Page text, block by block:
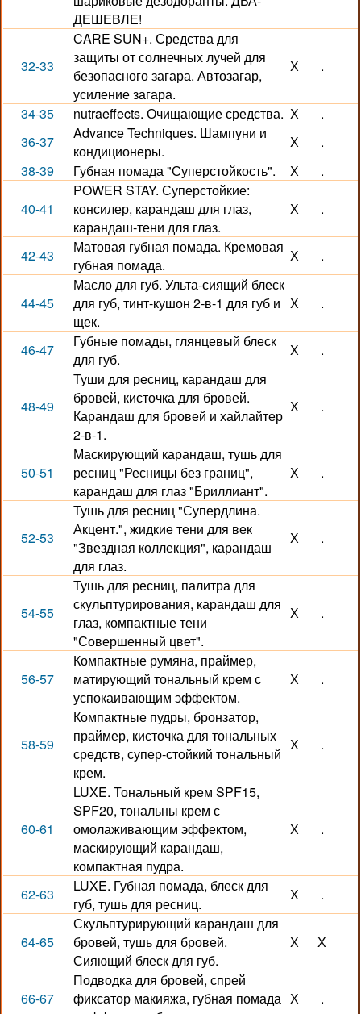
ДЕШЕВЛЕ!
32-33
CARE SUN+. Средства для
защиты от солнечных лучей для
безопасного загара. Автозагар,
усиление загара.
Х .
34-35 nutraeffects. Очищающие средства. Х
.
36-37
Advance Techniques. Шампуни и
кондиционеры.
Х
.
38-39
Губная помада "Суперстойкость". Х .
40-41
POWER STAY. Суперстойкие:
консилер, карандаш для глаз,
карандаш-тени для глаз.
Х .
42-43
Матовая губная помада. Кремовая
губная помада.
Х .
44-45
Масло для губ. Ульта-сиящий блеск
для губ, тинт-кушон 2-в-1 для губ и
щек.
Х .
46-47
Губные помады, глянцевый блеск
для губ.
Х .
48-49
Туши для ресниц, карандаш для
бровей, кисточка для бровей.
Карандаш для бровей и хайлайтер
2-в-1.
Х .
50-51
Маскирующий карандаш, тушь для
ресниц "Ресницы без границ",
карандаш для глаз "Бриллиант".
Х .
52-53
Тушь для ресниц "Супердлина.
Акцент.", жидкие тени для век
"Звездная коллекция", карандаш
для глаз.
Х .
54-55
Тушь для ресниц, палитра для
скульптурирования, карандаш для
глаз, компактные тени
"Совершенный цвет".
Х .
56-57
Компактные румяна, праймер,
матирующий тональный крем с
успокаивающим эффектом.
Х .
58-59
Компактные пудры, бронзатор,
праймер, кисточка для тональных
средств, супер-стойкий тональный
крем.
Х .
60-61
LUXE. Тональный крем SPF15,
SPF20, тональны крем с
омолаживающим эффектом,
маскирующий карандаш,
компактная пудра.
Х .
62-63
LUXE. Губная помада, блеск для
губ, тушь для ресниц.
Х .
64-65
Скульптурирующий карандаш для
бровей, тушь для бровей.
Сияющий блеск для губ.
Х Х
66-67
Подводка для бровей, спрей
фиксатор макияжа, губная помада Х .